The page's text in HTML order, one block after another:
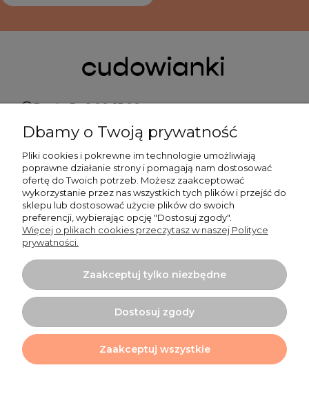
Pn do Pt 9:00-15:00
+48 519 462 010
kontakt@cudowianki.pl
Ważne sprawy
Dodatkowe informacje
Tu mnie znajdziesz
Projekt i wykonanie:Ecommercy.pl
Dbamy o Twoją prywatność
Pliki cookies i pokrewne im technologie umożliwiają
poprawne działanie strony i pomagają nam dostosować
ofertę do Twoich potrzeb. Możesz zaakceptować
wykorzystanie przez nas wszystkich tych plików i przejść do
sklepu lub dostosować użycie plików do swoich
preferencji, wybierając opcję "Dostosuj zgody".
Więcej o plikach cookies przeczytasz w naszej Polityce
prywatności.
Zaakceptuj tylko niezbędne
Dostosuj zgody
Zaakceptuj wszystkie